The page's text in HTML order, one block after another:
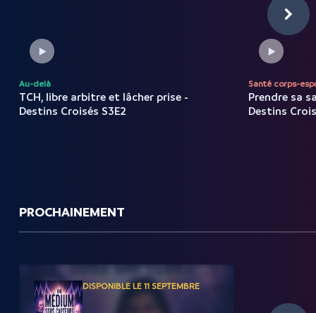
Au-delà
TCH, libre arbitre et lâcher prise -
Destins Croisés S3E2
Santé corps-
Prendre sa
Destins
PROCHAINEMENT
DISPONIBLE LE 11 SEPTEMBRE